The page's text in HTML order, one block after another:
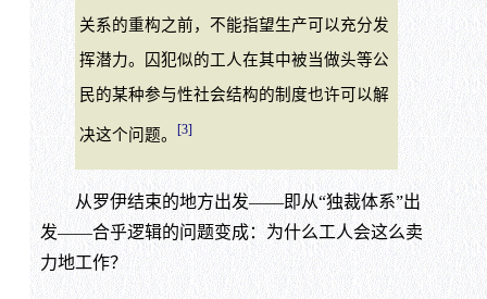
关系的重构之前，不能指望生产可以充分发
挥潜力。囚犯似的工人在其中被当做头等公
民的某种参与性社会结构的制度也许可以解
决这个问题。 [3]
从罗伊结束的地方出发——即从“独裁体系”出
发——合乎逻辑的问题变成：为什么工人会这么卖
力地工作？